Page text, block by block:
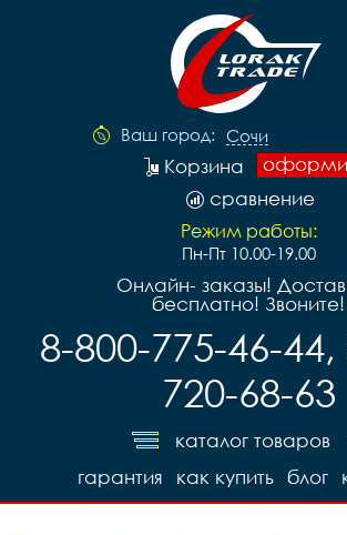
Ваш город: Сочи
Корзина
сравнение
Режим работы:
Пн-Пт 10.00-19.00
Онлайн- заказы!
бесплатно! Звоните!
8-800-775-46-
720-68-63
каталог товаров
блог
как купить
гарантия